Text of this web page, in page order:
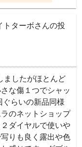
トターボさんの投
ましたがほとんど
な傷１つでシャッ
ぐらいの新品同様
のネットショップ
ダイヤルで使いや
りも良く露出や色